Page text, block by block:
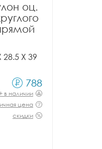
оц.
X 39
788
в наличии
цена
скидки